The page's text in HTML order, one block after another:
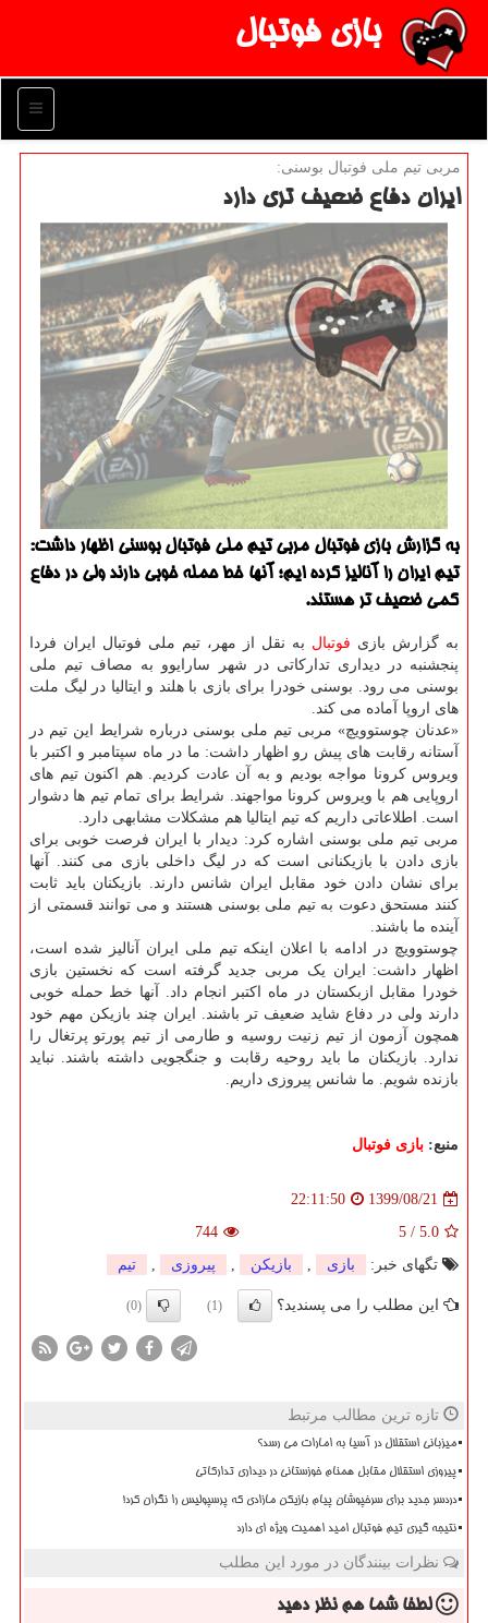
بازی فوتبال
منو
مربی تیم ملی فوتبال بوسنی:
ایران دفاع ضعیف تری دارد
به گزارش بازی فوتبال مربی تیم ملی فوتبال بوسنی اظهار داشت:
تیم ایران را آنالیز كرده ایم؛ آنها خط حمله خوبی دارند ولی در دفاع
كمی ضعیف تر هستند.
به گزارش بازی فوتبال به نقل از مهر، تیم ملی فوتبال ایران فردا
پنجشنبه در دیداری تدارکاتی در شهر سارایوو به مصاف تیم ملی
بوسنی می رود. بوسنی خودرا برای بازی با هلند و ایتالیا در لیگ ملت
های اروپا آماده می کند.
«عدنان چوستوویچ» مربی تیم ملی بوسنی درباره شرایط این تیم در
آستانه رقابت های پیش رو اظهار داشت: ما در ماه سپتامبر و اکتبر با
ویروس کرونا مواجه بودیم و به آن عادت کردیم. هم اکنون تیم های
اروپایی هم با ویروس کرونا مواجهند. شرایط برای تمام تیم ها دشوار
است. اطلاعاتی داریم که تیم ایتالیا هم مشکلات مشابهی دارد.
مربی تیم ملی بوسنی اشاره کرد: دیدار با ایران فرصت خوبی برای
بازی دادن با بازیکنانی است که در لیگ داخلی بازی می کنند. آنها
برای نشان دادن خود مقابل ایران شانس دارند. بازیکنان باید ثابت
کنند مستحق دعوت به تیم ملی بوسنی هستند و می توانند قسمتی از
آینده ما باشند.
چوستوویچ در ادامه با اعلان اینکه تیم ملی ایران آنالیز شده است،
اظهار داشت: ایران یک مربی جدید گرفته است که نخستین بازی
خودرا مقابل ازبکستان در ماه اکتبر انجام داد. آنها خط حمله خوبی
دارند ولی در دفاع شاید ضعیف تر باشند. ایران چند بازیکن مهم خود
همچون آزمون از تیم زنیت روسیه و طارمی از تیم پورتو پرتغال را
ندارد. بازیکنان ما باید روحیه رقابت و جنگجویی داشته باشند. نباید
بازنده شویم. ما شانس پیروزی داریم.
منبع: بازی فوتبال
1399/08/21
22:11:50
5.0
/
5
744
تگهای خبر:
بازی , بازیكن , پیروزی , تیم
این مطلب را می پسندید؟ (1)
(0)
تازه ترین مطالب مرتبط
میزبانی استقلال در آسیا به امارات می رسد؟
پیروزی استقلال مقابل همنام خوزستانی در دیداری تدارکاتی
دردسر جدید برای سرخپوشان پیام بازیکن مازادی که پرسپولیس را نگران کرد!
نتیجه گیری تیم فوتبال امید اهمیت ویژه ای دارد
نظرات بینندگان در مورد این مطلب
لطفا شما همنظر دهید